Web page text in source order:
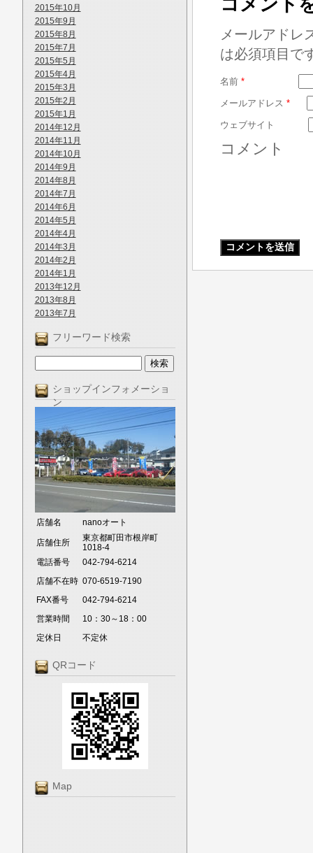
2015年10月
2015年9月
2015年8月
2015年7月
2015年5月
2015年4月
2015年3月
2015年2月
2015年1月
2014年12月
2014年11月
2014年10月
2014年9月
2014年8月
2014年7月
2014年6月
2014年5月
2014年4月
2014年3月
2014年2月
2014年1月
2013年12月
2013年8月
2013年7月
フリーワード検索
ショップインフォメーショ
ン
店舗名 nanoオート
店舗住所
東京都町田市根岸町
1018-4
電話番号
042-794-6214
店舗不在時 070-6519-7190
FAX番号
042-794-6214
営業時間
10：30～18：00
定休日
不定休
QRコード
Map
コメント
メールアドレ
は必須項目で
名前 *
メールアドレス *
ウェブサイト
コメント